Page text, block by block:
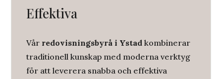
Effektiva
Vår redovisningsbyrå i Ystad kombinerar
traditionell kunskap med moderna verktyg
för att leverera snabba och effektiva